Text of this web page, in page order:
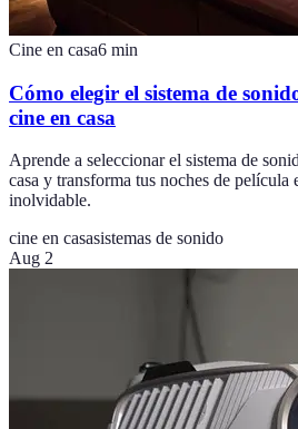
Cine en casa6 min
Cómo elegir el sistema de
cine en casa
Aprende a seleccionar el sistema de
casa y transforma tus noches de película
inolvidable.
cine en casasistemas de sonido
Aug 2